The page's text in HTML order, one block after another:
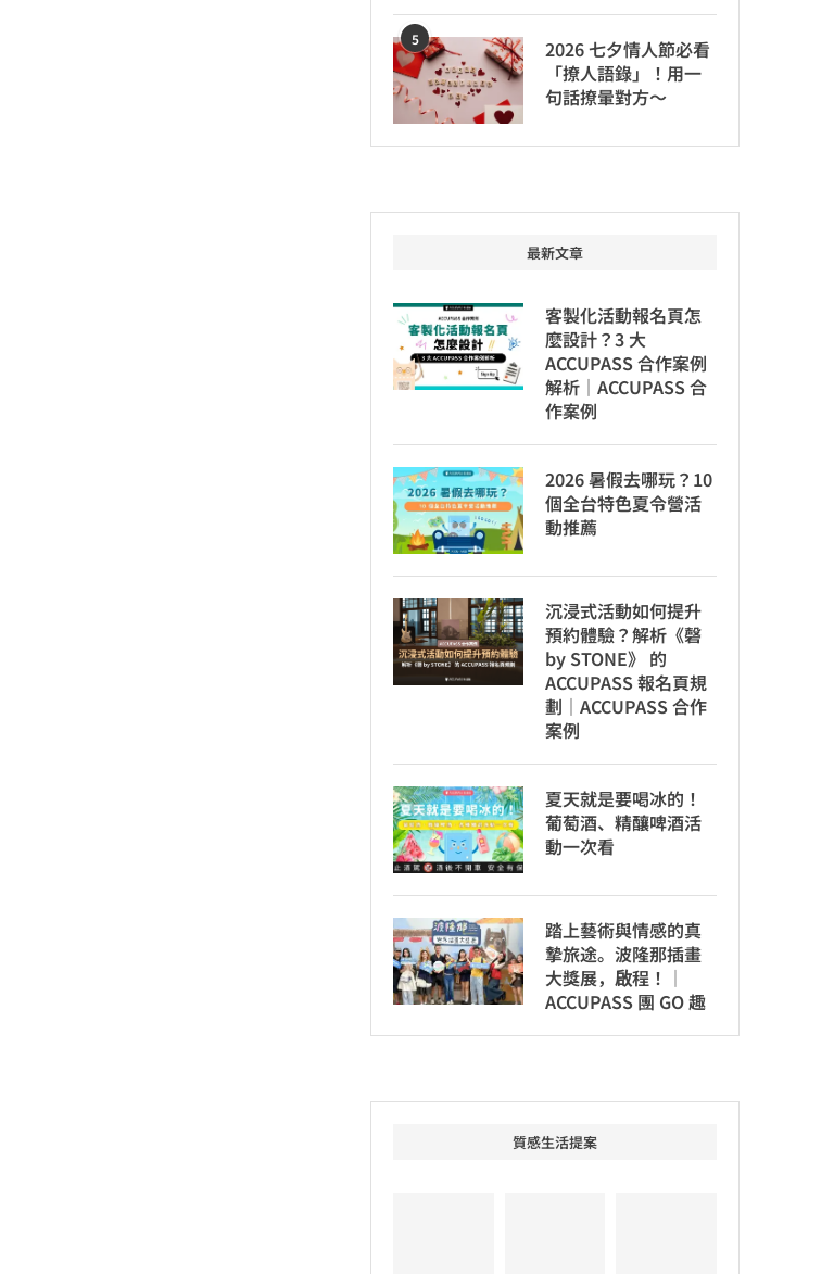
5
2026 七夕情人節必看
「撩人語錄」！用一
句話撩暈對方～
最新文章
客製化活動報名頁怎
麼設計？3 大
ACCUPASS 合作案例
解析｜ACCUPASS 合
作案例
2026 暑假去哪玩？10
個全台特色夏令營活
動推薦
沉浸式活動如何提升
預約體驗？解析《磬
by STONE》 的
ACCUPASS 報名頁規
劃｜ACCUPASS 合作
案例
夏天就是要喝冰的！
葡萄酒、精釀啤酒活
動一次看
踏上藝術與情感的真
摯旅途。波隆那插畫
大獎展，啟程！│
ACCUPASS 團 GO 趣
質感生活提案